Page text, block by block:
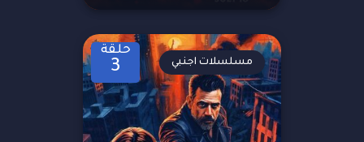
حلقة
3 مسلسلات اجنبي